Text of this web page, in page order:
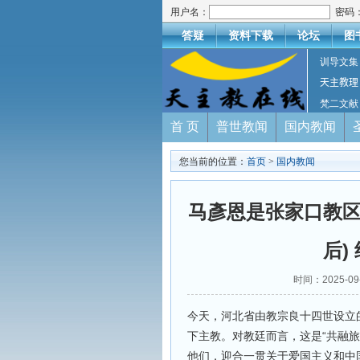
用户名： 密码
答疑 资料下载 论坛 图
训导文集
天主教理
梵二文献
首 页 普世教闻 国内教闻
您当前的位置： 首页 > 国内教闻
马彥恩是张家口教
后)
时间：2025-
今天，河北省由教宗良十四世设
下主教。对教廷而言，这是“共融
他们，迎合一贯关于爱国主义和